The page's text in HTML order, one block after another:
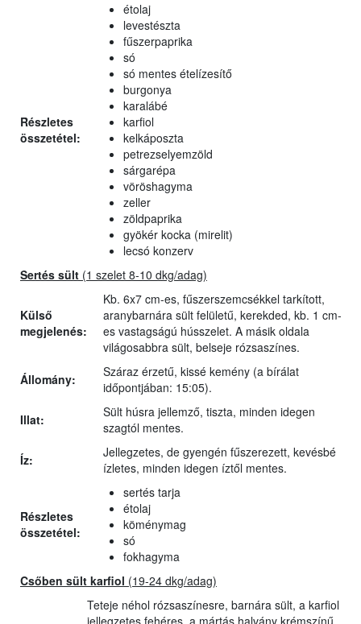
Részletes
összetétel:
étolaj
levestészta
fűszerpaprika
só
só mentes ételízesítő
burgonya
karalábé
karfiol
kelkáposzta
petrezselyemzöld
sárgarépa
vöröshagyma
zeller
zöldpaprika
gyökér kocka (mirelit)
lecsó konzerv
Sertés sült (1 szelet 8-10 dkg/adag)
Külső
megjelenés:
Kb. 6x7 cm-es, fűszerszemcsékkel tarkított,
aranybarnára sült felületű, kerekded, kb. 1 cm-
es vastagságú hússzelet. A másik oldala
világosabbra sült, belseje rózsaszínes.
Állomány:
Száraz érzetű, kissé kemény (a bírálat
időpontjában: 15:05).
Illat:
Sült húsra jellemző, tiszta, minden idegen
szagtól mentes.
Íz:
Jellegzetes, de gyengén fűszerezett, kevésbé
ízletes, minden idegen íztől mentes.
Részletes
összetétel:
sertés tarja
étolaj
köménymag
só
fokhagyma
Csőben sült karfiol (19-24 dkg/adag)
Teteje néhol rózsaszínesre, barnára sült, a karfiol